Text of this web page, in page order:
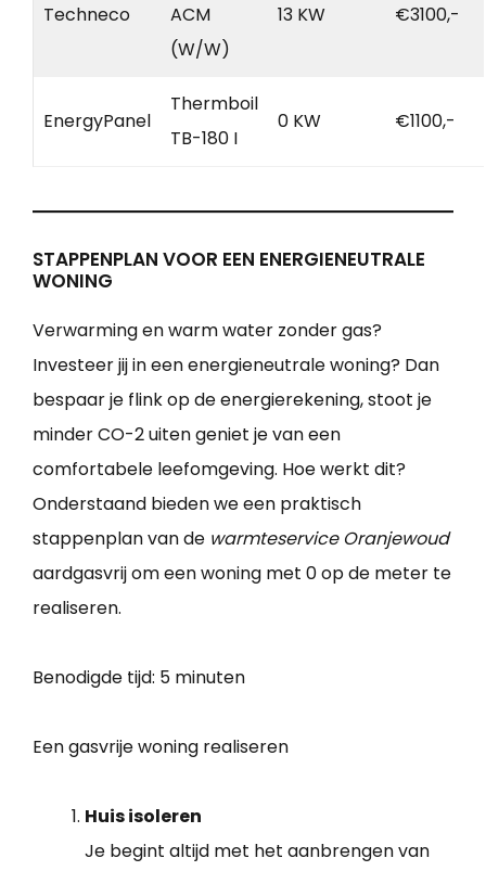
Techneco
ACM
(W/W)
13 KW €3100,-
EnergyPanel
Thermboil
TB-180 I
0 KW €1100,-
STAPPENPLAN VOOR EEN ENERGIENEUTRALE
WONING
Verwarming en warm water zonder gas?
Investeer jij in een energieneutrale woning? Dan
bespaar je flink op de energierekening, stoot je
minder CO-2 uiten geniet je van een
comfortabele leefomgeving. Hoe werkt dit?
Onderstaand bieden we een praktisch
stappenplan van de warmteservice Oranjewoud
aardgasvrij om een woning met 0 op de meter te
realiseren.
Benodigde tijd: 5 minuten
Een gasvrije woning realiseren
Huis isoleren
Je begint altijd met het aanbrengen van